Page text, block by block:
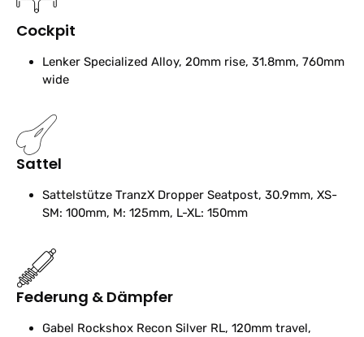
Cockpit
Lenker Specialized Alloy, 20mm rise, 31.8mm, 760mm
wide
Sattel
Sattelstütze TranzX Dropper Seatpost, 30.9mm, XS-
SM: 100mm, M: 125mm, L-XL: 150mm
Federung & Dämpfer
Gabel Rockshox Recon Silver RL, 120mm travel,